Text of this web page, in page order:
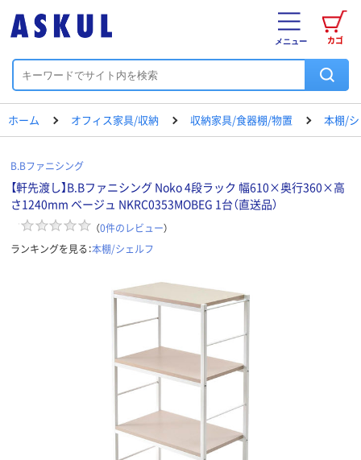
カゴ
メニュー
ホーム オフィス家具/収納 収納家具/食器棚/物置 本棚/
B.Bファニシング
【軒先渡し】B.Bファニシング Noko 4段ラック 幅610×奥行360×高
さ1240mm ベージュ NKRC0353MOBEG 1台（直送品）
（0件のレビュー）
ランキングを見る：本棚/シェルフ